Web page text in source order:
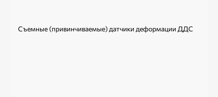
Съемные (привинчиваемые) датчики деформации ДДС